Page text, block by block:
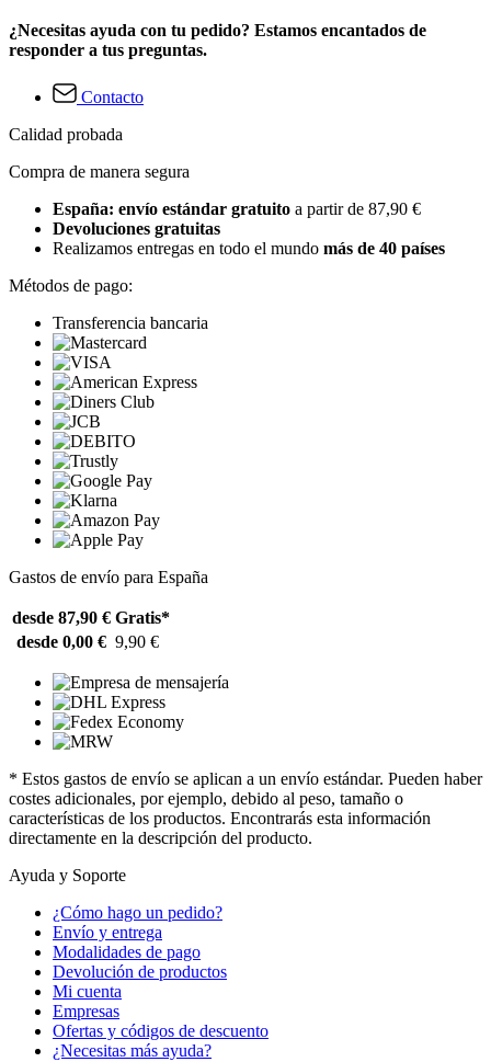
¿Necesitas ayuda con tu pedido? Estamos encantados de
responder a tus preguntas.
Contacto
Calidad probada
Compra de manera segura
España: envío estándar gratuito a partir de 87,90 €
Devoluciones gratuitas
Realizamos entregas en todo el mundo más de 40 países
Métodos de pago:
Transferencia bancaria
Gastos de envío para España
desde 87,90 € Gratis*
desde 0,00 € 9,90 €
* Estos gastos de envío se aplican a un envío estándar. Pueden haber
costes adicionales, por ejemplo, debido al peso, tamaño o
características de los productos. Encontrarás esta información
directamente en la descripción del producto.
Ayuda y Soporte
¿Cómo hago un pedido?
Envío y entrega
Modalidades de pago
Devolución de productos
Mi cuenta
Empresas
Ofertas y códigos de descuento
¿Necesitas más ayuda?